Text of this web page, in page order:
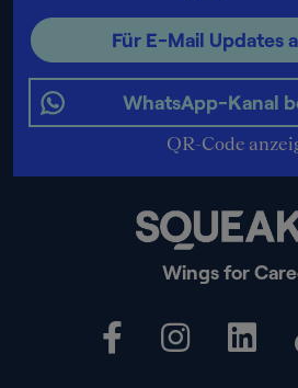
Wings for
Für E-Mail Updates
WhatsApp-Kanal
QR-Code